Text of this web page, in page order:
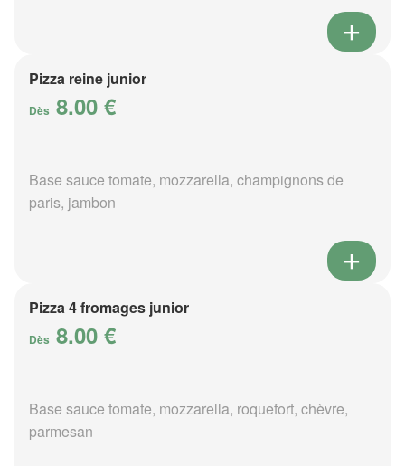
Pizza reine junior
Dès 8.00 €
Base sauce tomate, mozzarella, champignons de
paris, jambon
Pizza 4 fromages junior
Dès 8.00 €
Base sauce tomate, mozzarella, roquefort, chèvre,
parmesan